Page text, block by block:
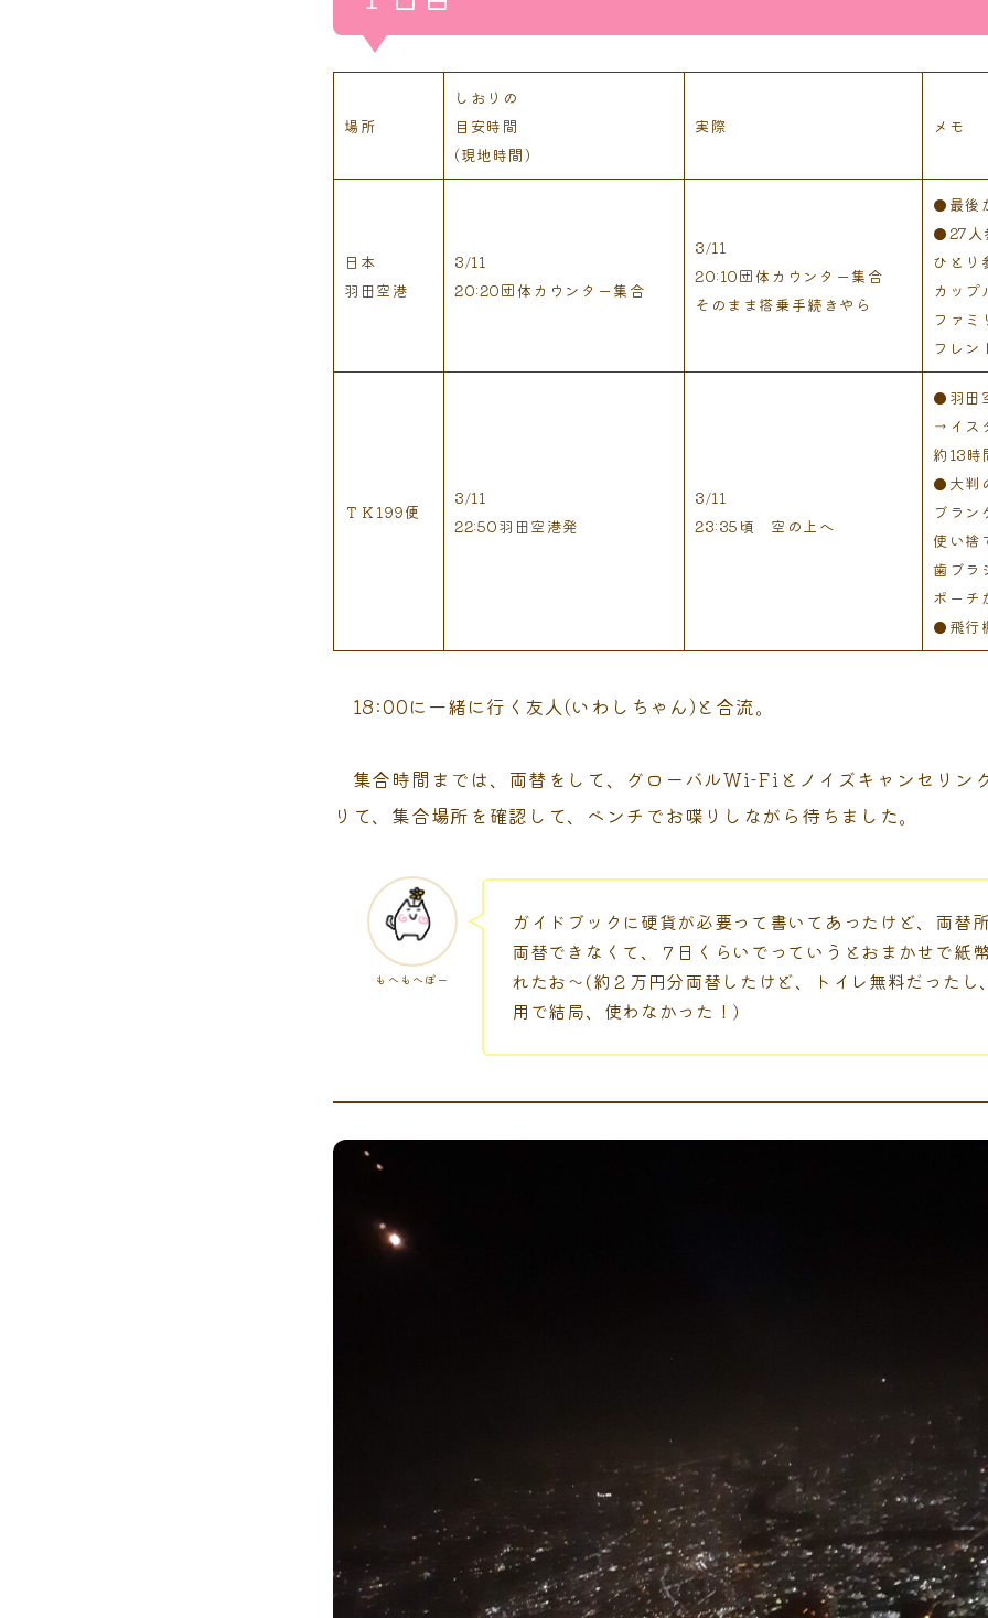
場所
しおりの
目安時間
(現地時間)
実際 メモ
日本
羽田空港
3/11
20:20団体カウンター集合
3/11
20:10団体カウンター集合
そのまま搭乗手続きやら
●最後
●27人
ひとり
カップ
ファミ
フレン
ＴＫ199便
3/11
22:50羽田空港発
3/11
23:35頃 空の上へ
●羽田
→イス
約13
●大判
ブラン
使い捨
歯ブラ
ポーチ
●飛行
18:00に一緒に行く友人(いわしちゃん)と合流。
集合時間までは、両替をして、グローバルWi-Fiとノイズキャンセリン
りて、集合場所を確認して、ベンチでお喋りしながら待ちました。
もへもへぽー
ガイドブックに硬貨が必要って書いてあったけど、両替
両替できなくて、７日くらいでっていうとおまかせで紙
れたお～(約２万円分両替したけど、トイレ無料だったし
用で結局、使わなかった！)